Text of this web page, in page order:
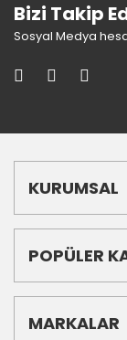
Bizi Takip
Sosyal Medya
KURUMSAL
POPÜLER
MARKALAR